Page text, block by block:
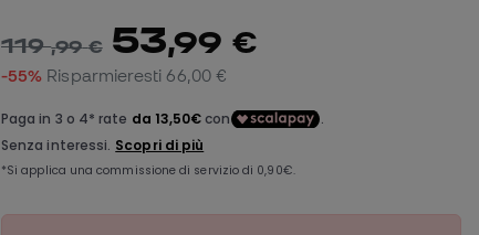
119,99 € 53,99 €
-55% Risparmieresti66,00 €